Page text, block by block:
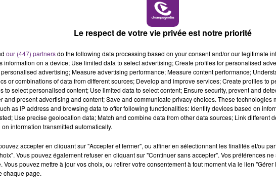
situation
est
LE MAGASIN JOUÉCLUB DE REIMS FERME
SES PORTES
C'était l'une des institutions du centre-ville
rémois. Le magasin JouéClub est contraint de
Le respect de votre vie privée est notre priorité
our (447) partnersdo the following data processing based on your consent and/or our legitimate
information on a device; Use limited data to select advertising; Create profiles for personalised
advertising; Measure advertising performance; Measure content performance;
or combinations of data from different sources; Develop and improve services; Create profiles to
to select personalised content; Use limited data to select content; Ensure security, prevent and
and present advertising and content; Save and communicate privacy choices. These technologies
as IP address and browsing data to offer following functionalities: Identify devices based on
Use precise geolocation data; Match and combine data from other data sources; Link different
on information transmitted automatically.
accepter en cliquant sur "Accepter et fermer", ou affiner en sélectionnant les finalités et/ou
Vous pouvez également refuser en cliquant sur "Continuer sans accepter". Vos préférences
Vous pouvez mettre à jour vos choix, ou retirer votre consentement à tout moment via le lien
chaque page.